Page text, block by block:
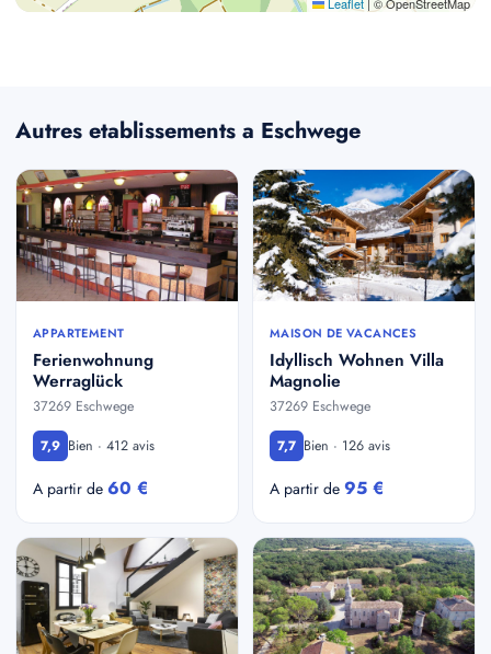
Autres etablissements a Eschwege
APPARTEMENT
Ferienwohnung
Werraglück
37269 Eschwege
7,9 Bien · 412 avis
A partir de 60 €
MAISON DE VACANCES
Idyllisch Wohnen Villa
Magnolie
37269 Eschwege
7,7 Bien · 126 avis
A partir de 95 €